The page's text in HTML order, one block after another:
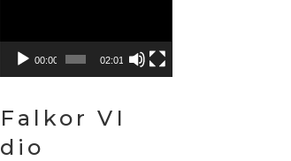
00:00 02:01
Falkor VI
dio